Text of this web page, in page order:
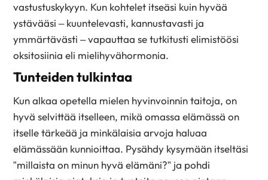
vastustuskykyyn. Kun kohtelet itseäsi kuin hyvää
ystävääsi – kuuntelevasti, kannustavasti ja
ymmärtävästi – vapauttaa se tutkitusti elimistöösi
oksitosiinia eli mielihyvähormonia.
Tunteiden tulkintaa
Kun alkaa opetella mielen hyvinvoinnin taitoja, on
hyvä selvittää itselleen, mikä omassa elämässä on
itselle tärkeää ja minkälaisia arvoja haluaa
elämässään kunnioittaa. Pysähdy kysymään itseltäsi
”millaista on minun hyvä elämäni?” ja pohdi